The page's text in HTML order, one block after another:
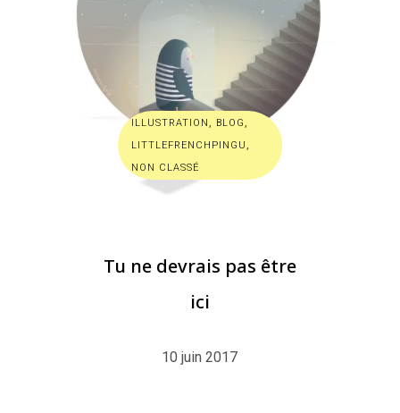
ILLUSTRATION, BLOG,
LITTLEFRENCHPINGU,
NON CLASSÉ
Tu ne devrais pas être
ici
10 juin 2017